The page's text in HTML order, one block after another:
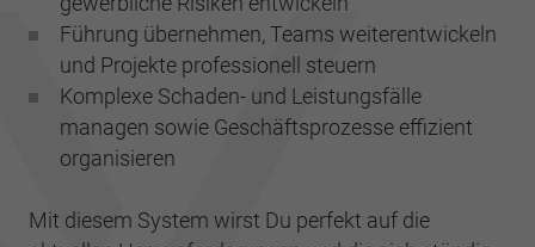
Führung übernehmen, Teams weiterentwickeln
und Projekte professionell steuern
Komplexe Schaden- und Leistungsfälle
managen sowie Geschäftsprozesse effizient
organisieren
Mit diesem System wirst Du perfekt auf die